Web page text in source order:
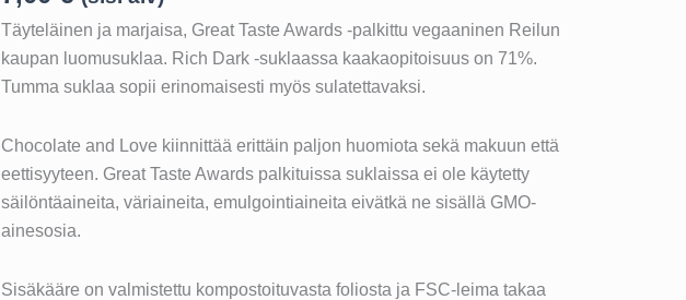
Täyteläinen ja marjaisa, Great Taste Awards -palkittu vegaaninen Reilun
kaupan luomusuklaa. Rich Dark -suklaassa kaakaopitoisuus on 71%.
Tumma suklaa sopii erinomaisesti myös sulatettavaksi.
Chocolate and Love kiinnittää erittäin paljon huomiota sekä makuun että
eettisyyteen. Great Taste Awards palkituissa suklaissa ei ole käytetty
säilöntäaineita, väriaineita, emulgointiaineita eivätkä ne sisällä GMO-
ainesosia.
Sisäkääre on valmistettu kompostoituvasta foliosta ja FSC-leima takaa